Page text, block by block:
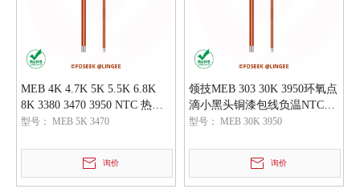
MEB 4K 4.7K 5K 5.5K 6.8K
8K 3380 3470 3950 NTC 热敏
电阻元件
型号： MEB 5K 3470
询价
领技MEB 303 30K 3950环氧点
滴小黑头铜漆包线负温NTC热
敏电阻器
型号： MEB 30K 3950
询价